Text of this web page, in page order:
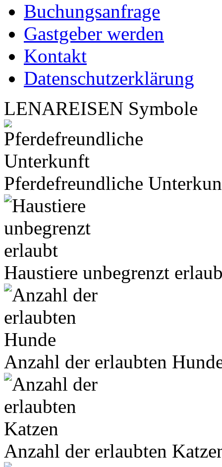
Buchungsanfrage
Gastgeber werden
Kontakt
Datenschutzerklärung
LENAREISEN Symbole
Pferdefreundliche
Haustiere unbegrenzt
Anzahl der erlaubten
Anzahl der erlaubten